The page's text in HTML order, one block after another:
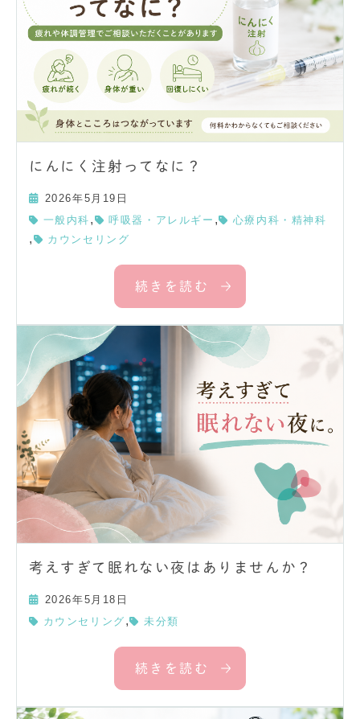
にんにく注射ってなに？
2026年5月19日
一般内科 , 呼吸器・アレルギー , 心療内科・精神科
, カウンセリング
続きを読む
考えすぎて眠れない夜はありませんか？
2026年5月18日
カウンセリング , 未分類
続きを読む